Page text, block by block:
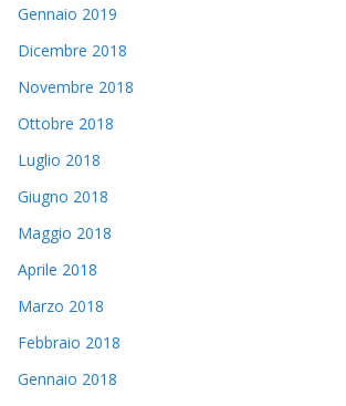
Gennaio 2019
Dicembre 2018
Novembre 2018
Ottobre 2018
Luglio 2018
Giugno 2018
Maggio 2018
Aprile 2018
Marzo 2018
Febbraio 2018
Gennaio 2018